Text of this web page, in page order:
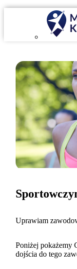
Uprawiam
Poniżej pokażemy
dojścia do tego